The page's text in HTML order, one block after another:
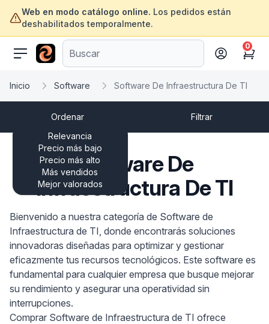
Web en modo catálogo online. Los pedidos están
deshabilitados temporalmente.
ofertasinformatica.com
Cart
0
Inicio Software Software De Infraestructura De TI
Ordenar
Relevancia
Precio más bajo
Precio más alto
Más vendidos
Mejor valorados
Filtrar
Software De
Infraestructura De TI
Bienvenido a nuestra categoría de Software de
Infraestructura de TI, donde encontrarás soluciones
innovadoras diseñadas para optimizar y gestionar
eficazmente tus recursos tecnológicos. Este software es
fundamental para cualquier empresa que busque mejorar
su rendimiento y asegurar una operatividad sin
interrupciones.
Comprar Software de Infraestructura de TI ofrece